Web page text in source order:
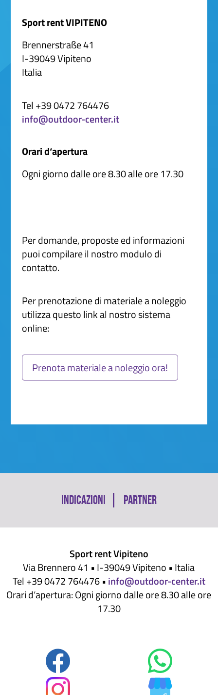
Sport rent VIPITENO
Brennerstraße 41
I-39049 Vipiteno
Italia
Tel +39 0472 764476
info@outdoor-center.it
Orari d‘apertura
Ogni giorno dalle ore 8.30 alle ore 17.30
Per domande, proposte ed informazioni
puoi compilare il nostro modulo di
contatto.
Per prenotazione di materiale a noleggio
utilizza questo link al nostro sistema
online:
Prenota materiale a noleggio ora!
Salta
navigazione
Indicazioni Partner
Sport rent Vipiteno
Via Brennero 41 • I-39049 Vipiteno • Italia
Tel +39 0472 764476 •info@outdoor-center.it
Orari d‘apertura: Ogni giorno dalle ore 8.30 alle ore
17.30